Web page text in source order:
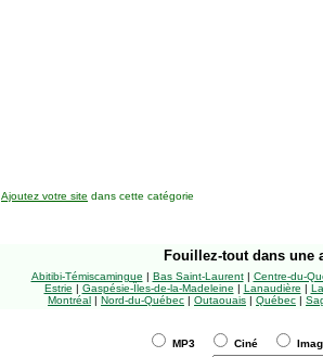
Ajoutez votre site dans cette catégorie
Fouillez-tout dans une
Abitibi-Témiscamingue | Bas Saint-Laurent| Centre-du-
Estrie | Gaspésie-Îles-de-la-Madeleine | Lanaudière |
Montréal | Nord-du-Québec | Outaouais | Québec |
MP3 Ciné